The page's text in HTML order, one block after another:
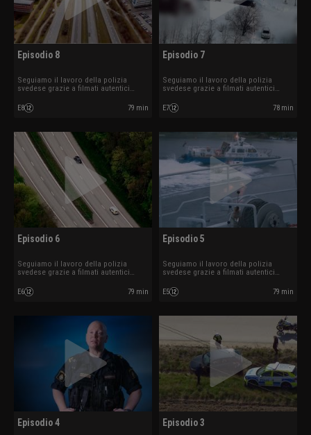
Episodio 8
Seguiamo il lavoro della polizia
svedese grazie a filmati autentici
E8 79 min
Episodio 7
Seguiamo il lavoro della polizia
svedese grazie a filmati autentici
E7 78 min
Episodio 6
Seguiamo il lavoro della polizia
svedese grazie a filmati autentici
E6 79 min
Episodio 5
Seguiamo il lavoro della polizia
svedese grazie a filmati autentici
E5 79 min
Episodio 4 Episodio 3